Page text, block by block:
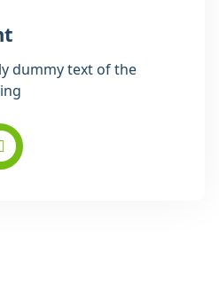
dummy text of the